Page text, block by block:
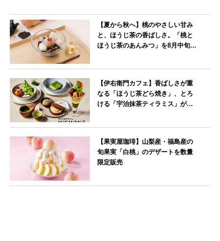
【夏から秋へ】桃のやさしい甘み
と、ほうじ茶の香ばしさ。「桃と
ほうじ茶のあんみつ」を8月中旬よ
【伊右衛門カフェ】香ばしさが重
なる「ほうじ茶どら焼き」、とろ
ける「宇治抹茶ティラミス」が新
【果実屋珈琲】山梨産・福島産の
旬果実「白桃」のデザートを数量
限定販売